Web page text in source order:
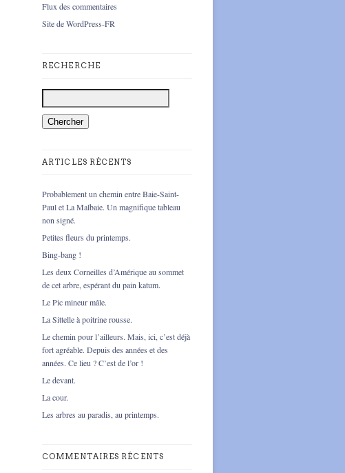
Flux des commentaires
Site de WordPress-FR
RECHERCHE
ARTICLES RÉCENTS
Probablement un chemin entre Baie-Saint-
Paul et La Malbaie. Un magnifique tableau
non signé.
Petites fleurs du printemps.
Bing-bang !
Les deux Corneilles d’Amérique au sommet
de cet arbre, espérant du pain katum.
Le Pic mineur mâle.
La Sittelle à poitrine rousse.
Le chemin pour l’ailleurs. Mais, ici, c’est déjà
fort agréable. Depuis des années et des
années. Ce lieu ? C’est de l’or !
Le devant.
La cour.
Les arbres au paradis, au printemps.
COMMENTAIRES RÉCENTS